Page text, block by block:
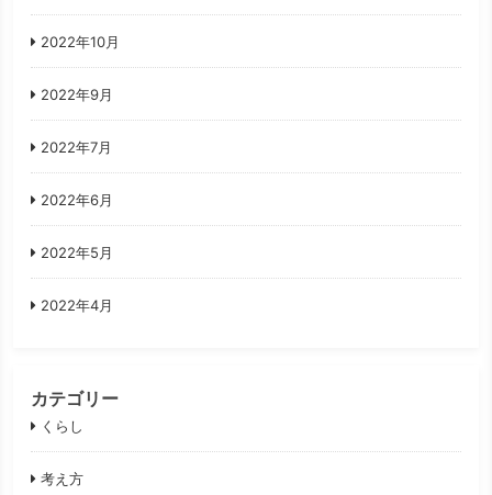
2022年10月
2022年9月
2022年7月
2022年6月
2022年5月
2022年4月
カテゴリー
くらし
考え方